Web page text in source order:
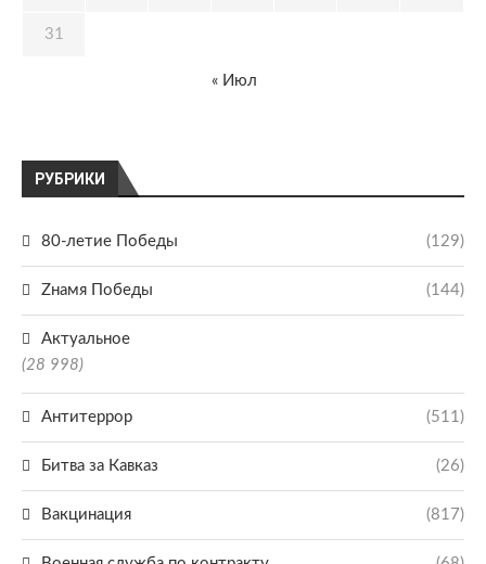
РУБРИКИ
80-летие Победы (129)
Zнамя Победы (144)
Актуальное
(28 998)
Антитеррор (511)
Битва за Кавказ (26)
Вакцинация (817)
31
« Июл